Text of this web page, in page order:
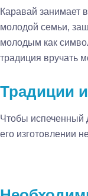
Каравай занимает
молодой семьи,
молодым как
традиция вручать
Традиции
Чтобы испеченный
его изготовлении